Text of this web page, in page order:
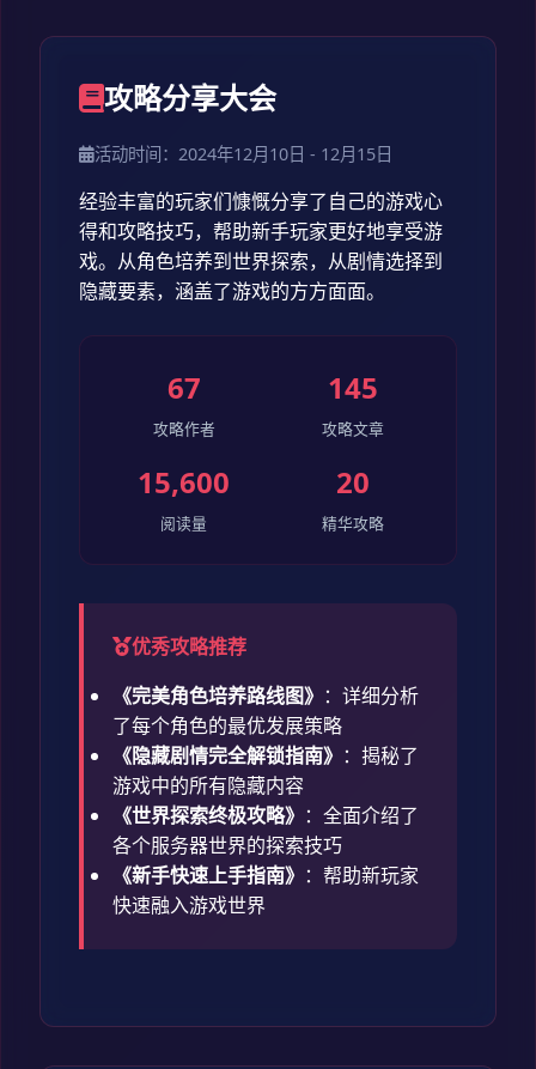
攻略分享大会
活动时间：2024年12月10日 - 12月15日
经验丰富的玩家们慷慨分享了自己的游戏心
得和攻略技巧，帮助新手玩家更好地享受游
戏。从角色培养到世界探索，从剧情选择到
隐藏要素，涵盖了游戏的方方面面。
67
攻略作者
145
攻略文章
15,600
阅读量
20
精华攻略
优秀攻略推荐
《完美角色培养路线图》 ：详细分析
了每个角色的最优发展策略
《隐藏剧情完全解锁指南》 ：揭秘了
游戏中的所有隐藏内容
《世界探索终极攻略》 ：全面介绍了
各个服务器世界的探索技巧
《新手快速上手指南》 ：帮助新玩家
快速融入游戏世界